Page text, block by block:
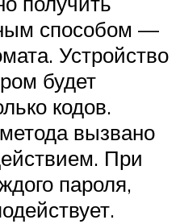
способом —
Устройство
будет
кодов.
вызвано
При
пароля,